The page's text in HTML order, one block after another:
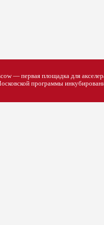
— первая площадка для
программы